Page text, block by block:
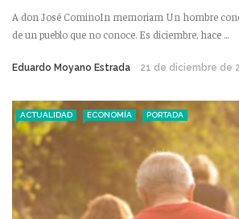
A don José CominoIn memoriam Un hombre
de un pueblo que no conoce. Es diciembre, hace ...
Eduardo Moyano Estrada 21 de diciembre de
ACTUALIDAD ECONOMÍA PORTADA